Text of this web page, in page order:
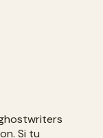
Si tu